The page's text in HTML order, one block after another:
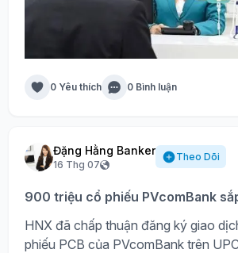
0 Yêu thích 0 Bình luận
Đặng Hằng Banker
16 Thg 07
Theo Dõi
900 triệu cổ phiếu PVcomBank
HNX đã chấp thuận đăng ký giao
phiếu PCB của PVcomBank trên